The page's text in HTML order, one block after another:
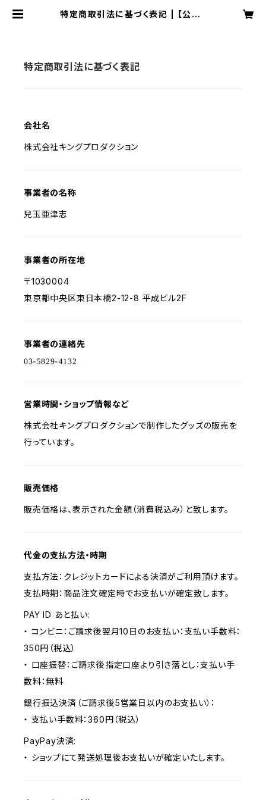
特定商取引法に基づく表記 | 【公式】
特定商取引法に基づく表記
会社名
株式会社キングプロダクション
事業者の名称
兒玉亜津志
事業者の所在地
〒1030004
東京都中央区東日本橋2-12-8 平成ビル2F
事業者の連絡先
営業時間・ショップ情報など
株式会社キングプロダクションで制作したグッズの販売を
行っています。
販売価格
販売価格は、表示された金額（消費税込み）と致します。
代金の支払方法・時期
支払方法：クレジットカードによる決済がご利用頂けます。
支払時期：商品注文確定時でお支払いが確定致します。
PAY ID あと払い:
・ コンビニ：ご請求後翌月10日のお支払い：支払い手数料：
350円（税込）
・ 口座振替：ご請求後指定口座より引き落とし：支払い手
数料：無料
銀行振込決済（ご請求後5営業日以内のお支払い）：
・ 支払い手数料：360円（税込）
PayPay決済:
・ ショップにて発送処理後お支払いが確定いたします。